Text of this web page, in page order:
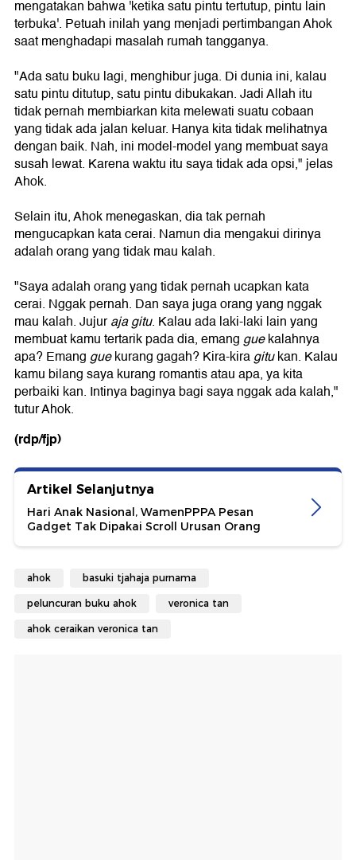
mengatakan bahwa 'ketika satu pintu tertutup, pintu lain
terbuka'. Petuah inilah yang menjadi pertimbangan Ahok
saat menghadapi masalah rumah tangganya.
"Ada satu buku lagi, menghibur juga. Di dunia ini, kalau
satu pintu ditutup, satu pintu dibukakan. Jadi Allah itu
tidak pernah membiarkan kita melewati suatu cobaan
yang tidak ada jalan keluar. Hanya kita tidak melihatnya
dengan baik. Nah, ini model-model yang membuat saya
susah lewat. Karena waktu itu saya tidak ada opsi," jelas
Ahok.
Selain itu, Ahok menegaskan, dia tak pernah
mengucapkan kata cerai. Namun dia mengakui dirinya
adalah orang yang tidak mau kalah.
"Saya adalah orang yang tidak pernah ucapkan kata
cerai. Nggak pernah. Dan saya juga orang yang nggak
mau kalah. Jujuraja gitu. Kalau ada laki-laki lain yang
membuat kamu tertarik pada dia, emangguekalahnya
apa? Emangguekurang gagah? Kira-kiragitukan. Kalau
kamu bilang saya kurang romantis atau apa, ya kita
perbaiki kan. Intinya baginya bagi saya nggak ada kalah,"
tutur Ahok.
(rdp/fjp)
Artikel Selanjutnya
Hari Anak Nasional, WamenPPPA Pesan
Gadget Tak Dipakai Scroll Urusan Orang
ahok basuki tjahaja purnama
peluncuran buku ahok veronica tan
ahok ceraikan veronica tan